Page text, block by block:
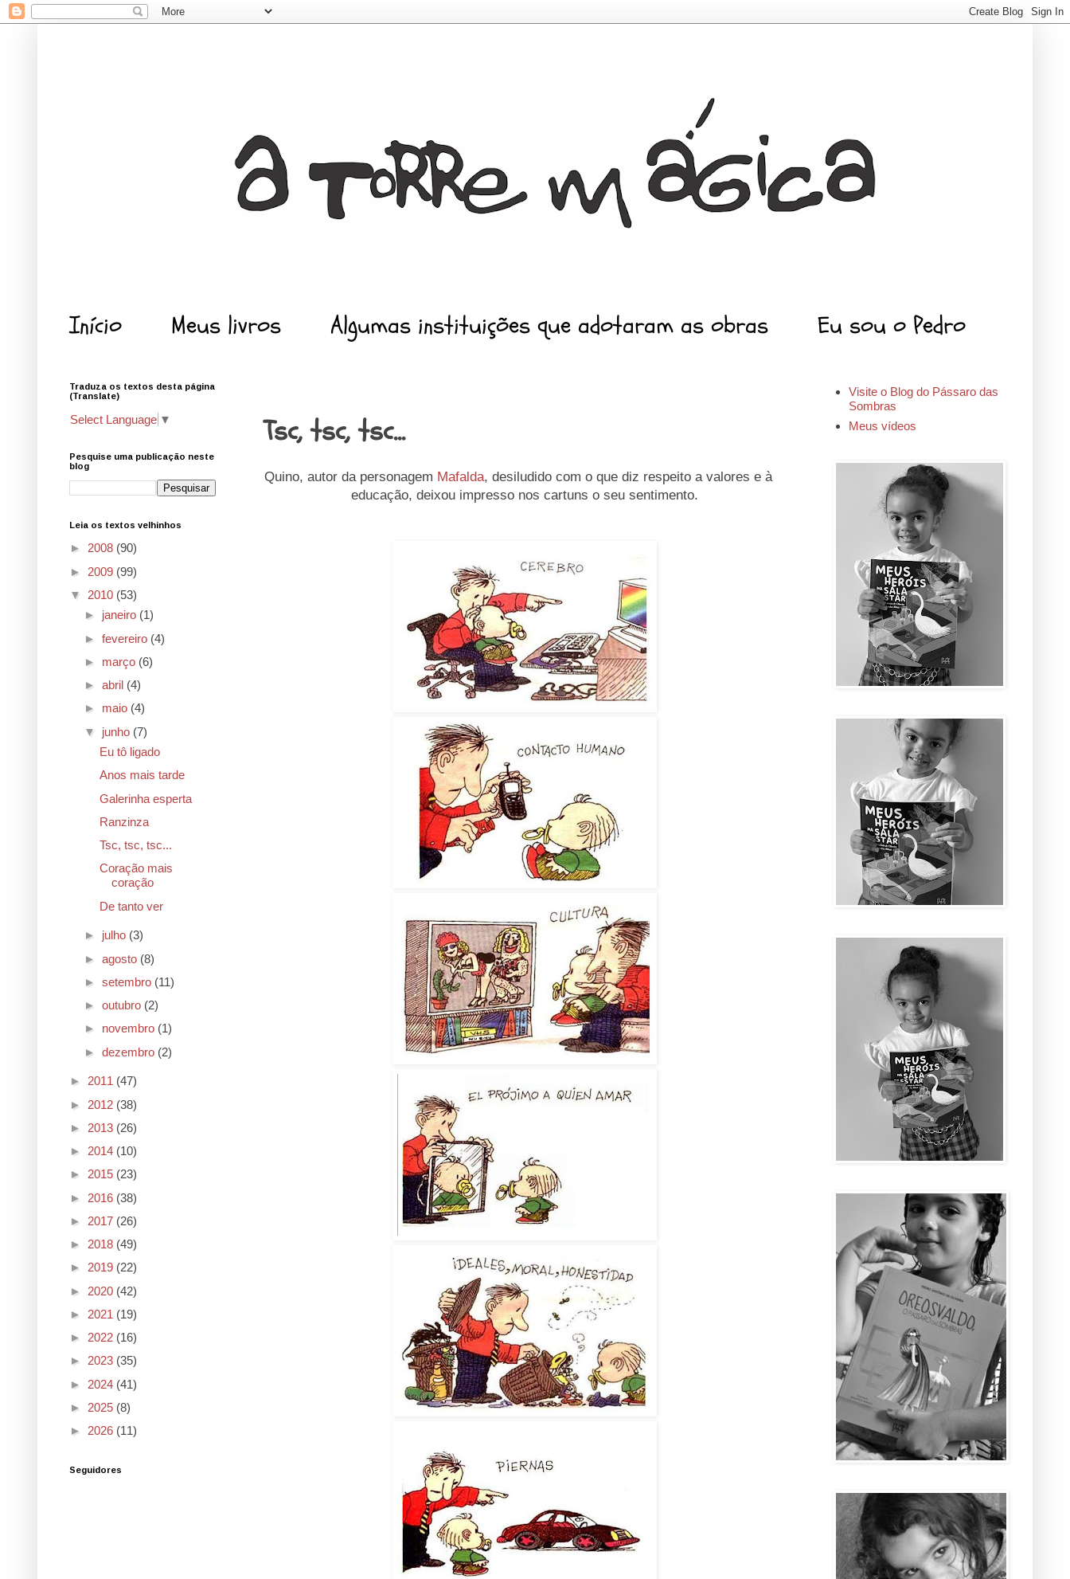
Início Meus livros Algumas instituições que adotaram as obras Eu sou o Pedro
Tsc, tsc, tsc...
Quino, autor da personagem Mafalda, desiludido com o que diz respeito a valores e à
educação, deixou impresso nos cartuns o seu sentimento.
Traduza os textos desta página
(Translate)
Select Language ▼
Pesquise uma publicação neste
blog
Leia os textos velhinhos
► 2008 (90)
► 2009 (99)
▼ 2010 (53)
► janeiro (1)
► fevereiro (4)
► março (6)
► abril (4)
► maio (4)
▼ junho (7)
Eu tô ligado
Anos mais tarde
Galerinha esperta
Ranzinza
Tsc, tsc, tsc...
Coração mais
coração
De tanto ver
► julho (3)
► agosto (8)
► setembro (11)
► outubro (2)
► novembro (1)
► dezembro (2)
► 2011 (47)
► 2012 (38)
► 2013 (26)
► 2014 (10)
► 2015 (23)
► 2016 (38)
► 2017 (26)
► 2018 (49)
► 2019 (22)
► 2020 (42)
► 2021 (19)
► 2022 (16)
► 2023 (35)
► 2024 (41)
► 2025 (8)
► 2026 (11)
Seguidores
Visite o Blog do Pássaro das
Sombras
Meus vídeos